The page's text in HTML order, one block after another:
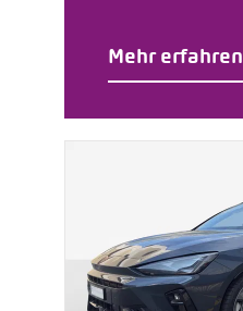
Mehr erfahren